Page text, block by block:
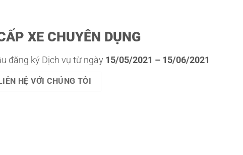
ẤP XE CHUYÊN DỤNG
đăng ký Dịch vụ từ ngày 15/05/2021 – 15/06/2021
LIÊN HỆ VỚI CHÚNG TÔI